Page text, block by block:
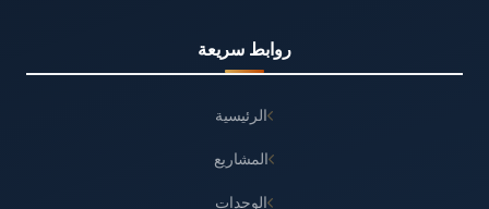
روابط سريعة
الرئيسية
المشاريع
الوحدات